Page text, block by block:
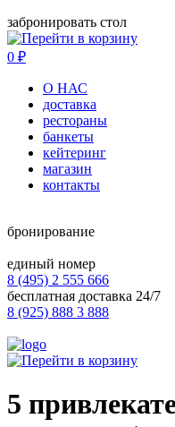
забронировать стол
0 ₽
О НАС
доставка
рестораны
банкеты
кейтеринг
магазин
контакты
бронирование
единый номер
8 (495) 2 555 666
бесплатная доставка 24/7
8 (925) 888 3 888
5